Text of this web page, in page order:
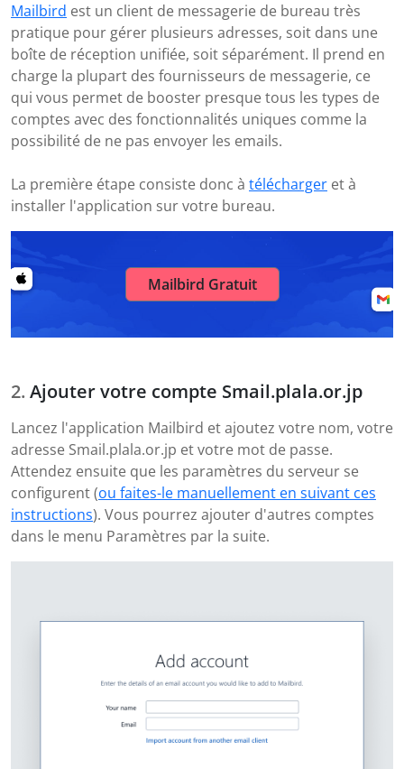
Mailbird est un client de messagerie de bureau très
pratique pour gérer plusieurs adresses, soit dans une
boîte de réception unifiée, soit séparément. Il prend en
charge la plupart des fournisseurs de messagerie, ce
qui vous permet de booster presque tous les types de
comptes avec des fonctionnalités uniques comme la
possibilité de ne pas envoyer les emails.
La première étape consiste donc à télécharger et à
installer l'application sur votre bureau.
Mailbird Gratuit
Ajouter votre compte Smail.plala.or.jp
Lancez l'application Mailbird et ajoutez votre nom, votre
adresse Smail.plala.or.jp et votre mot de passe.
Attendez ensuite que les paramètres du serveur se
configurent (ou faites-le manuellement en suivant ces
instructions). Vous pourrez ajouter d'autres comptes
dans le menu Paramètres par la suite.